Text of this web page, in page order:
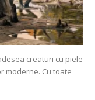
creaturi cu piele
moderne. Cu toate